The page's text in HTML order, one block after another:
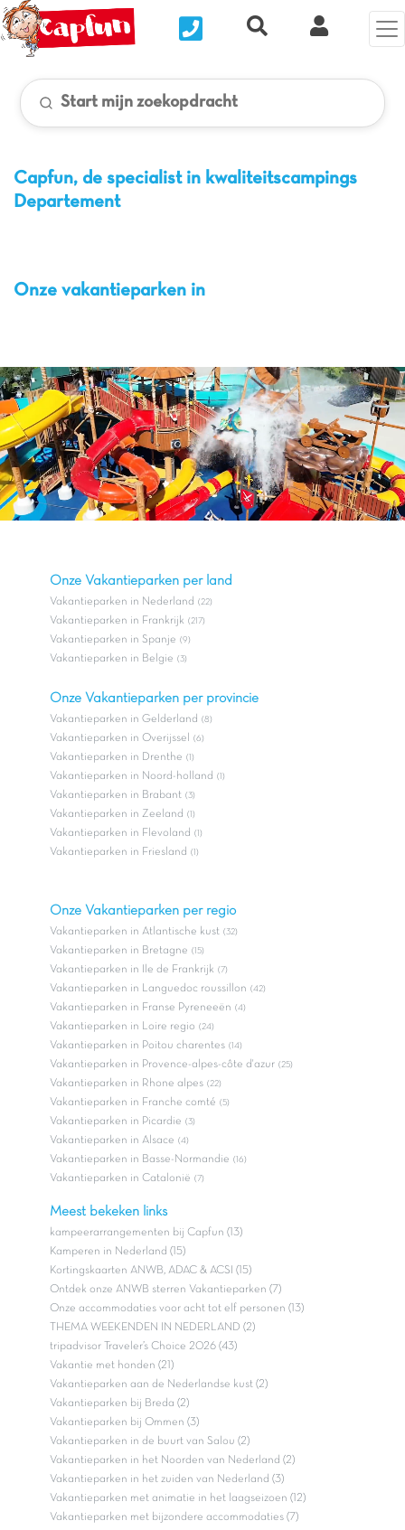
Nous contacterRecherche rapide
Mijn Clix
Start mijn zoekopdracht
Capfun, de specialist in kwaliteitscampings
Departement
Onze vakantieparken in
Onze Vakantieparken per land
Vakantieparken in Nederland (22)
Vakantieparken in Frankrijk (217)
Vakantieparken in Spanje (9)
Vakantieparken in Belgie (3)
Onze Vakantieparken per provincie
Vakantieparken in Gelderland (8)
Vakantieparken in Overijssel (6)
Vakantieparken in Drenthe (1)
Vakantieparken in Noord-holland (1)
Vakantieparken in Brabant (3)
Vakantieparken in Zeeland (1)
Vakantieparken in Flevoland (1)
Vakantieparken in Friesland (1)
Onze Vakantieparken per regio
Vakantieparken in Atlantische kust (32)
Vakantieparken in Bretagne (15)
Vakantieparken in Ile de Frankrijk (7)
Vakantieparken in Languedoc roussillon (42)
Vakantieparken in Franse Pyreneeën (4)
Vakantieparken in Loire regio (24)
Vakantieparken in Poitou charentes (14)
Vakantieparken in Provence-alpes-côte d'azur (25)
Vakantieparken in Rhone alpes (22)
Vakantieparken in Franche comté (5)
Vakantieparken in Picardie (3)
Vakantieparken in Alsace (4)
Vakantieparken in Basse-Normandie (16)
Vakantieparken in Catalonië (7)
Meest bekeken links
kampeerarrangementen bij Capfun (13)
Kamperen in Nederland (15)
Kortingskaarten ANWB, ADAC & ACSI (15)
Ontdek onze ANWB sterren Vakantieparken (7)
Onze accommodaties voor acht tot elf personen (13)
THEMA WEEKENDEN IN NEDERLAND (2)
tripadvisor Traveler’s Choice 2026 (43)
Vakantie met honden (21)
Vakantieparken aan de Nederlandse kust (2)
Vakantieparken bij Breda (2)
Vakantieparken bij Ommen (3)
Vakantieparken in de buurt van Salou (2)
Vakantieparken in het Noorden van Nederland (2)
Vakantieparken in het zuiden van Nederland (3)
Vakantieparken met animatie in het laagseizoen (12)
Vakantieparken met bijzondere accommodaties (7)